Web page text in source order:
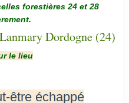
forestières 24 et 28
le lieu
être échappé